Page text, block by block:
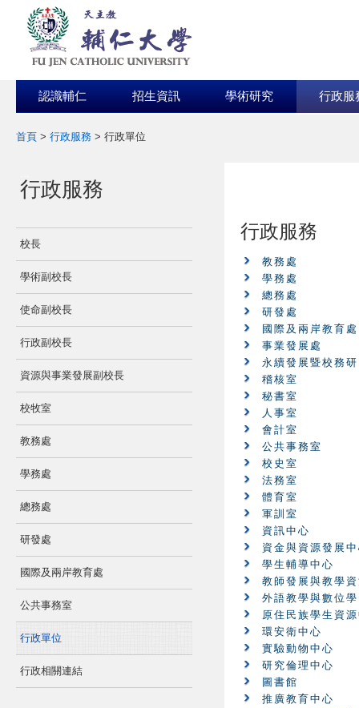
認識輔仁 招生資訊 學術研究 行政服
首頁 > 行政服務 > 行政單位
:::
行政服務
校長
學術副校長
使命副校長
行政副校長
資源與事業發展副校長
校牧室
教務處
學務處
總務處
研發處
國際及兩岸教育處
公共事務室
行政單位
行政相關連結
行政服務
教務處
學務處
總務處
研發處
國際及兩岸教育處
事業發展處
永續發展暨校務
稽核室
秘書室
人事室
會計室
公共事務室
校史室
法務室
體育室
軍訓室
資訊中心
資金與資源發展
學生輔導中心
教師發展與教學
外語教學與數位
原住民族學生資
環安衛中心
實驗動物中心
研究倫理中心
圖書館
推廣教育中心